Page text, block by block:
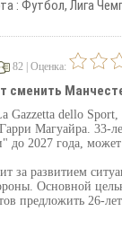
: Футбол, Лига
82 | Оценка:
сменить
Gazzetta dello
Магуайра. 33-
до 2027 года,
за развитием
Основной
предложить 26-